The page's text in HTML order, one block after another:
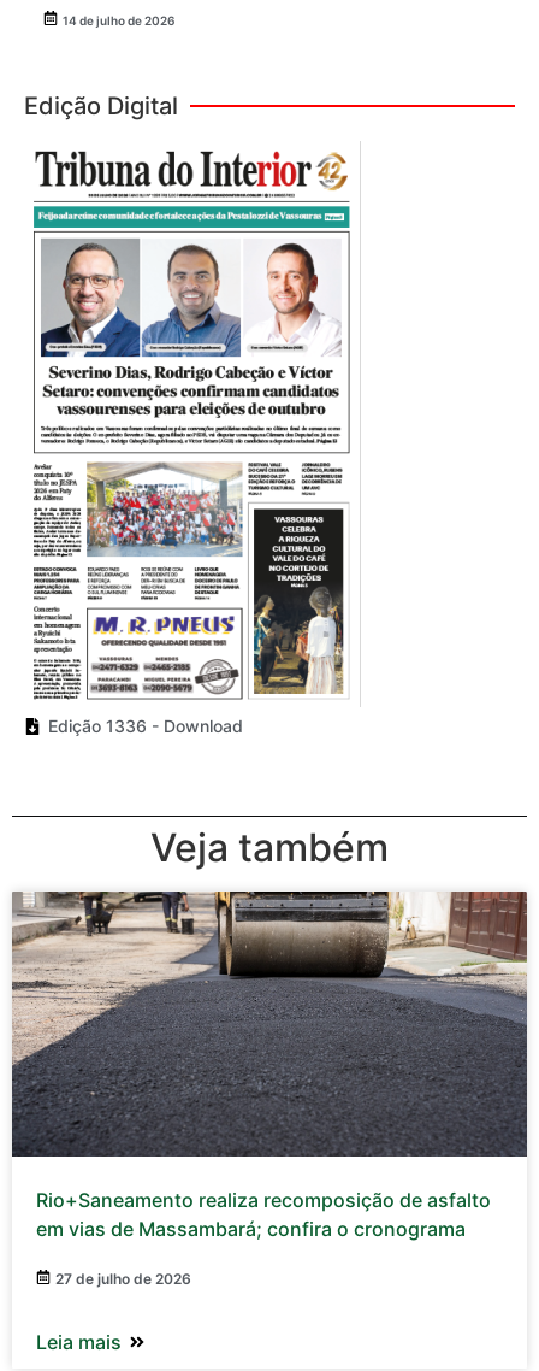
14 de julho de 2026
Edição Digital
Edição 1336 - Download
Veja também
Rio+Saneamento realiza recomposição de asfalto
em vias de Massambará; confira o cronograma
27 de julho de 2026
Leia mais